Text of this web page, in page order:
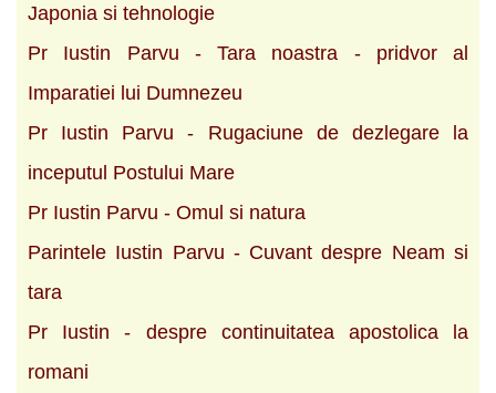
Japonia si tehnologie
Pr Iustin Parvu - Tara noastra - pridvor al
Imparatiei lui Dumnezeu
Pr Iustin Parvu - Rugaciune de dezlegare la
inceputul Postului Mare
Pr Iustin Parvu - Omul si natura
Parintele Iustin Parvu - Cuvant despre Neam si
tara
Pr Iustin - despre continuitatea apostolica la
romani